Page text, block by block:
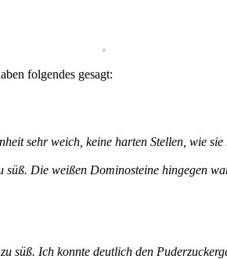
folgendes gesagt:
sehr weich, keine harten Stellen, wie
Die weißen Dominosteine hingegen
Ich konnte deutlich den